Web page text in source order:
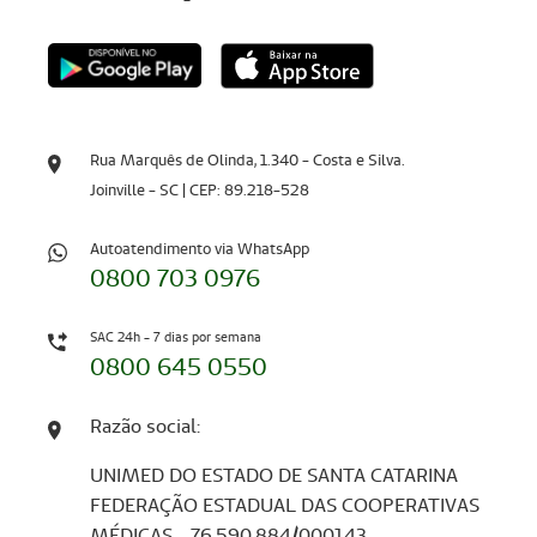
Rua Marquês de Olinda, 1.340 - Costa e Silva.
Joinville - SC | CEP: 89.218-528
Autoatendimento via WhatsApp
0800 703 0976
SAC 24h - 7 dias por semana
0800 645 0550
Razão social:
UNIMED DO ESTADO DE SANTA CATARINA
FEDERAÇÃO ESTADUAL DAS COOPERATIVAS